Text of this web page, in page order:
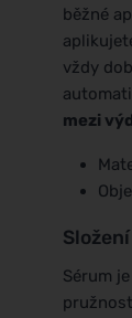
běžné
vždy
mezi
Složení
Sérum